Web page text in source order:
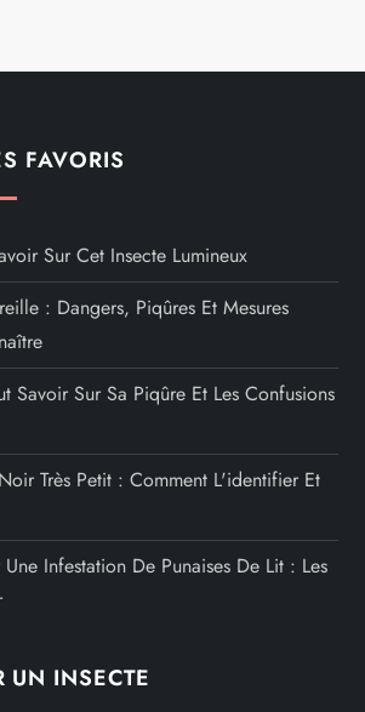
FAVORIS
Sur Cet Insecte Lumineux
: Dangers, Piqûres Et Mesures
Savoir Sur Sa Piqûre Et Les Confusions
Très Petit : Comment L'identifier Et
Infestation De Punaises De Lit : Les
UN INSECTE